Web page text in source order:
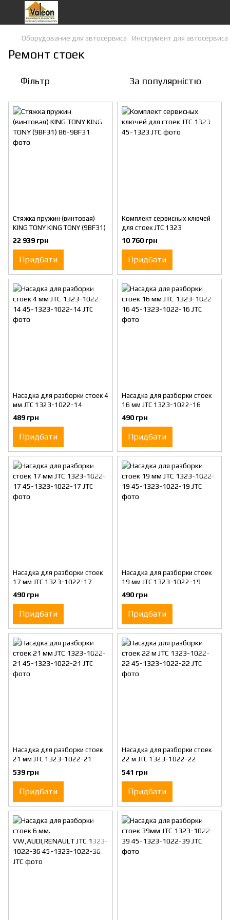
Оборудование для автосервиса Инструмент для автосервиса
Ремонт стоек
Фільтр За популярністю
Стяжка пружин (винтовая)
KING TONY KING TONY (9BF31)
22 939 грн
Придбати
Комплект сервисных ключей
для стоек JTC 1323
10 760 грн
Придбати
Насадка для разборки стоек 4
мм JTC 1323-1022-14
489 грн
Придбати
Насадка для разборки стоек
16 мм JTC 1323-1022-16
490 грн
Придбати
Насадка для разборки стоек
17 мм JTC 1323-1022-17
490 грн
Придбати
Насадка для разборки стоек
19 мм JTC 1323-1022-19
490 грн
Придбати
Насадка для разборки стоек
21 мм JTC 1323-1022-21
539 грн
Придбати
Насадка для разборки стоек
22 м JTC 1323-1022-22
541 грн
Придбати